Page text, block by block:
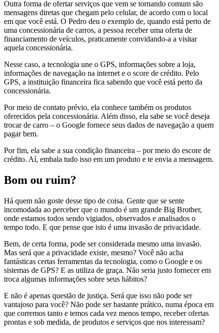
Outra forma de ofertar serviços que vem se tornando comum são
mensagens diretas que chegam pelo celular, de acordo com o local
em que você está. O Pedro deu o exemplo de, quando está perto de
uma concessionária de carros, a pessoa receber uma oferta de
financiamento de veículos, praticamente convidando-a a visitar
aquela concessionária.
Nesse caso, a tecnologia une o GPS, informações sobre a loja,
informações de navegação na internet e o score de crédito. Pelo
GPS, a instituição financeira fica sabendo que você está perto da
concessionária.
Por meio de contato prévio, ela conhece também os produtos
oferecidos pela concessionária. Além disso, ela sabe se você deseja
trocar de carro – o Google fornece seus dados de navegação a quem
pagar bem.
Por fim, ela sabe a sua condição financeira – por meio do escore de
crédito. Aí, embala tudo isso em um produto e te envia a mensagem.
Bom ou ruim?
Há quem não goste desse tipo de coisa. Gente que se sente
incomodada ao perceber que o mundo é um grande Big Brother,
onde estamos todos sendo vigiados, observados e analisados o
tempo todo. E que pense que isto é uma invasão de privacidade.
Bem, de certa forma, pode ser considerada mesmo uma invasão.
Mas será que a privacidade existe, mesmo? Você não acha
fantásticas certas ferramentas da tecnologia, como o Google e os
sistemas de GPS? E as utiliza de graça. Não seria justo fornecer em
troca algumas informações sobre seus hábitos?
E não é apenas questão de justiça. Será que isso não pode ser
vantajoso para você? Não pode ser bastante prático, numa época em
que corremos tanto e temos cada vez menos tempo, receber ofertas
prontas e sob medida, de produtos e serviços que nos interessam?